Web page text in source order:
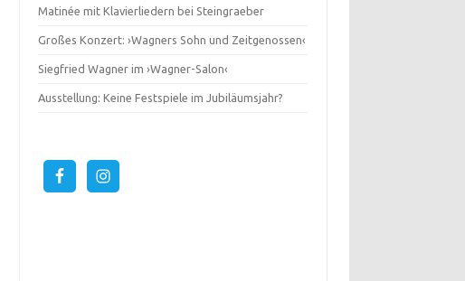
Matinée mit Klavierliedern bei Steingraeber
Großes Konzert: ›Wagners Sohn und Zeitgenossen‹
Siegfried Wagner im ›Wagner-Salon‹
Ausstellung: Keine Festspiele im Jubiläumsjahr?